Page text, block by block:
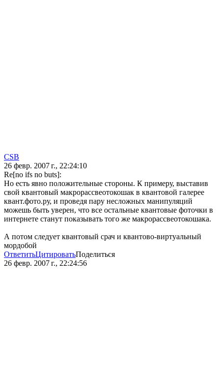
CSB
26 февр. 2007 г., 22:24:10
Re[no ifs no buts]:
Но есть явно положительные стороны. К примеру, выставив
свой квантовый макрорассвеотокошак в квантовой галерее
квант.фото.ру, и проведя пару несложных манипуляций
можешь быть уверен, что все остальные квантовые фоточки в
интернете станут показывать того же макрорассвеотокошака.
А потом следует квантовый срач и квантово-виртуальный
мордобой
ОтветитьЦитироватьПоделиться
26 февр. 2007 г., 22:24:56